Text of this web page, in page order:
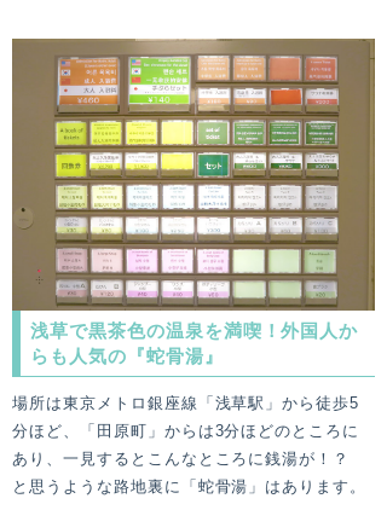
浅草で黒茶色の温泉を満喫！外国人か
らも人気の『蛇骨湯』
場所は東京メトロ銀座線「浅草駅」から徒歩5
分ほど、「田原町」からは3分ほどのところに
あり、一見するとこんなところに銭湯が！？
と思うような路地裏に「蛇骨湯」はあります。